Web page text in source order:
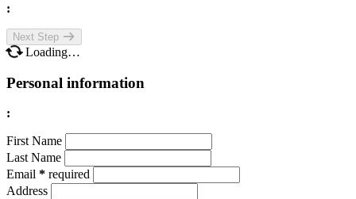
:
Next Step
Loading…
Personal information
:
First Name
Last Name
Email * required
Address